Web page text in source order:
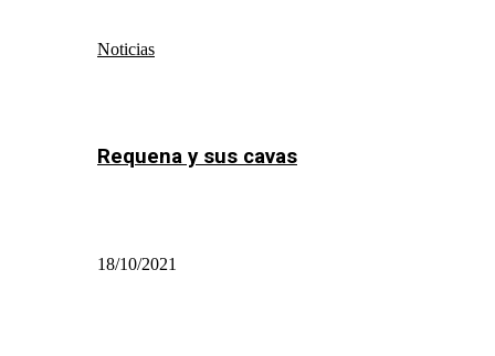
Noticias
Requena y sus cavas
18/10/2021